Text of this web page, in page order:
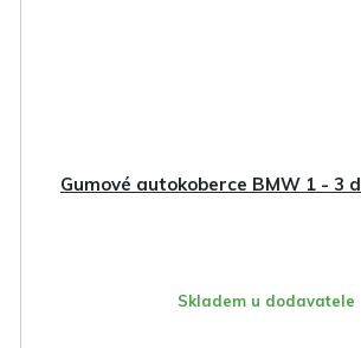
Gumové autokoberce BMW 1 - 3
Skladem u dodavatele